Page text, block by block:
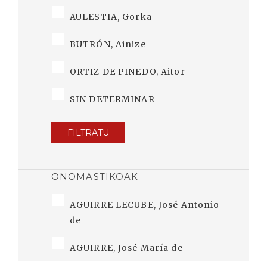
AULESTIA, Gorka
BUTRÓN, Ainize
ORTIZ DE PINEDO, Aitor
SIN DETERMINAR
FILTRATU
ONOMASTIKOAK
AGUIRRE LECUBE, José Antonio
de
AGUIRRE, José María de